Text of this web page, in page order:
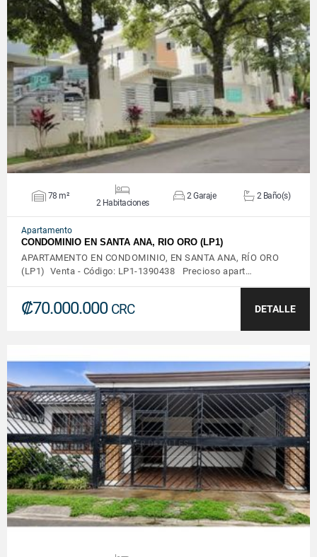
VER DETALLES
78 m²
2 Habitaciones
2 Garaje 2 Baño(s)
Apartamento
CONDOMINIO EN SANTA ANA, RIO ORO (LP1)
APARTAMENTO EN CONDOMINIO, EN SANTA ANA, RÍO ORO
(LP1) Venta - Código: LP1-1390438 Precioso apart…
₡70.000.000 CRC DETALLE
VER DETALLES